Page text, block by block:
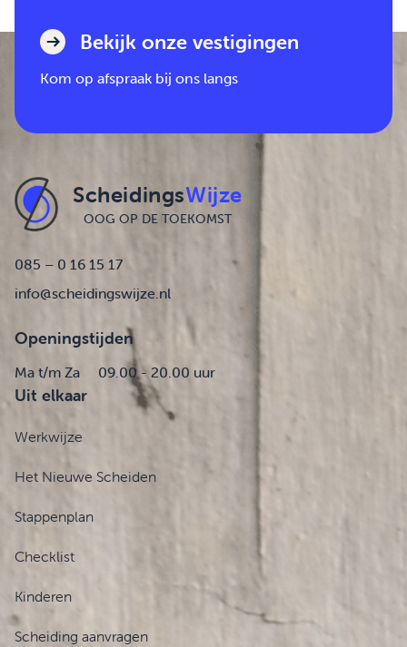
Bekijk onze vestigingen
Kom op afspraak bij ons langs
ScheidingsWijze
OOG OP DE TOEKOMST
085 – 0 16 15 17
info@scheidingswijze.nl
Openingstijden
Ma t/m Za 09.00 - 20.00 uur
Uit elkaar
Werkwijze
Het Nieuwe Scheiden
Stappenplan
Checklist
Kinderen
Scheiding aanvragen